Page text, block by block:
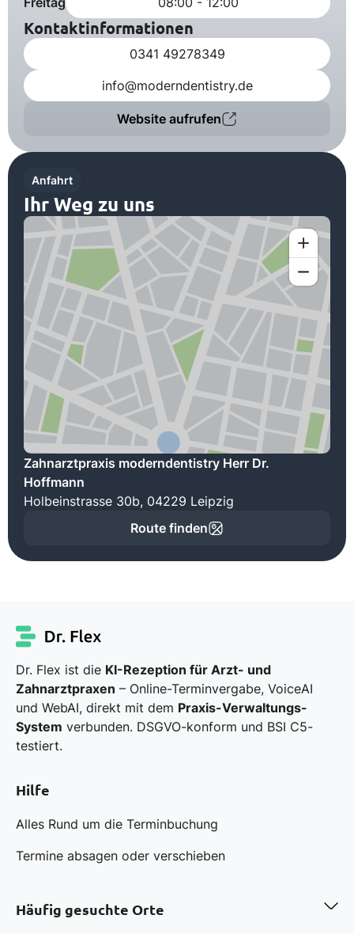
Kontaktinformationen
0341 49278349
info@moderndentistry.de
Website aufrufen
Anfahrt
Ihr Weg zu uns
Zahnarztpraxis moderndentistry Herr Dr.
Hoffmann
Holbeinstrasse 30b, 04229 Leipzig
Route finden
Dr. Flex ist die KI-Rezeption für Arzt- und
Zahnarztpraxen – Online-Terminvergabe, VoiceAI
und WebAI, direkt mit dem Praxis-Verwaltungs-
System verbunden. DSGVO-konform und BSI C5-
testiert.
Hilfe
Alles Rund um die Terminbuchung
Termine absagen oder verschieben
Häufig gesuchte Orte